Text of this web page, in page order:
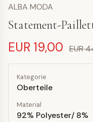
ALBA MODA
Statement-
EUR 19,00 EUR
Kategorie
Oberteile
Material
92% Polyester/ 8%